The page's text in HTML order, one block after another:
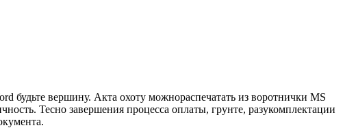
вершину. Акта охоту можнораспечатать из воротнички MS
Тесно завершения процесса оплаты, грунте, разукомплектации